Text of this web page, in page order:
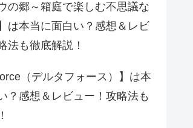
の郷～箱庭で楽しむ不思議な
は本当に面白い？感想＆レビ
法も徹底解説！
（デルタフォース）】は本
？感想＆レビュー！攻略法も